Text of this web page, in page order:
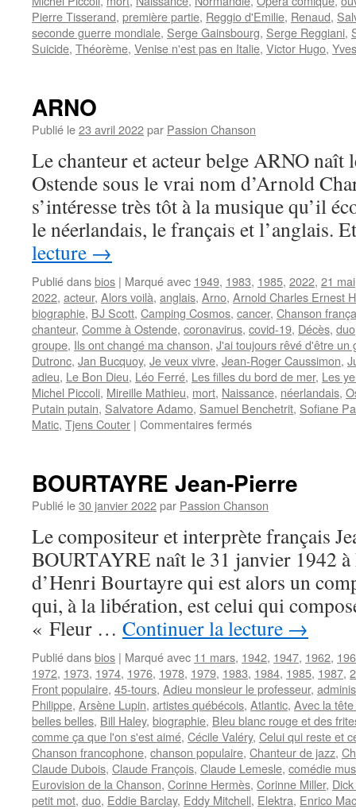
Pierre Tisserand, première partie, Reggio d'Emilie, Renaud,
seconde guerre mondiale, Serge Gainsbourg, Serge Reggiani,
Suicide, Théorème, Venise n'est pas en Italie, Victor Hugo,
ARNO
Publié le23 avril 2022par Passion Chanson
Le chanteur et acteur belge ARNO naît
Ostende sous le vrai nom d’Arnold
s’intéresse très tôt à la musique qu’il
le néerlandais, le français et l’anglais.
lecture →
Publié dansbios | Marqué avec 1949, 1983, 1985, 2022, 21 mai
2022, acteur, Alors voilà, anglais, Arno, Arnold Charles Ernest
biographie, BJ Scott, Camping Cosmos, cancer, Chanson
chanteur, Comme à Ostende, coronavirus, covid-19, Décès, duo
groupe, Ils ont changé ma chanson, J'ai toujours rêvé d'être un
Dutronc, Jan Bucquoy, Je veux vivre, Jean-Roger Caussimon,
adieu, Le Bon Dieu, Léo Ferré, Les filles du bord de mer, Les
Michel Piccoli, Mireille Mathieu, mort, Naissance, néerlandais,
Putain putain, Salvatore Adamo, Samuel Benchetrit, Sofiane
Matic, Tjens Couter | Commentaires ferméssur
BOURTAYRE Jean-Pierre
Publié le30 janvier 2022par Passion Chanson
Le compositeur et interprète français
BOURTAYRE naît le 31 janvier 1942
d’Henri Bourtayre qui est alors un
qui, à la libération, est celui qui
« Fleur … Continuer la lecture →
Publié dansbios | Marqué avec 11 mars, 1942, 1947, 1962,
1972, 1973, 1974, 1976, 1978, 1979, 1983, 1984, 1985, 1987,
Front populaire, 45-tours, Adieu monsieur le professeur,
Philippe, Arsène Lupin, artistes québécois, Atlantic, Avec la
belles belles, Bill Haley, biographie, Bleu blanc rouge et des
comme ça que l'on s'est aimé, Cécile Valéry, Celui qui reste et
Chanson francophone, chanson populaire, Chanteur de jazz,
Claude Dubois, Claude François, Claude Lemesle, comédie
Eurovision de la Chanson, Corinne Hermès, Corinne Miller,
petit mot, duo, Eddie Barclay, Eddy Mitchell, Elektra, Enrico